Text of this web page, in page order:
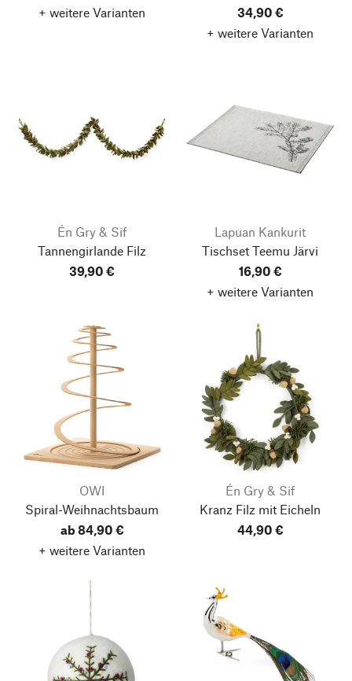
+ weitere Varianten
34,90 €
+ weitere Varianten
Én Gry & Sif
Tannengirlande Filz
39,90 €
Lapuan Kankurit
Tischset Teemu Järvi
16,90 €
+ weitere Varianten
OWI
Spiral-Weihnachtsbaum
ab 84,90 €
+ weitere Varianten
Én Gry & Sif
Kranz Filz mit Eicheln
44,90 €